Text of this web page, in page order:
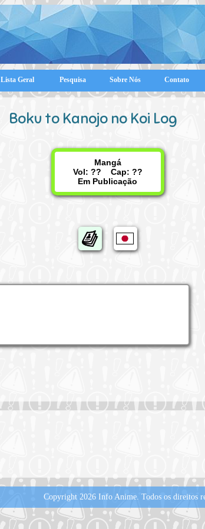
Lista Geral Pesquisa Sobre Nós Contato
Boku to Kanojo no Koi Log
Mangá
Vol: ?? Cap: ??
Em Publicação
Copyright 2026 Info Anime. Todos os direitos